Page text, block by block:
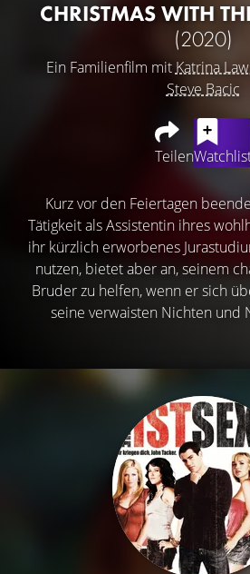
CHRISTMAS WITH
(2020)
Ein Familienfilm mit Katrina Law
Steve Bacic
Teilen
Kurz vor den Feiertagen
Tätigkeit als Assistentin ihres
ihr kürzlich erworbenes
nutzen, bietet aber an, seinem
Bruder zu helfen, wenn er sich
seine verwaisten Nichten und